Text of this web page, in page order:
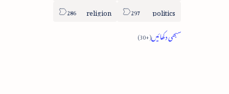
politics
religion